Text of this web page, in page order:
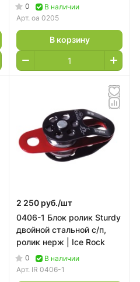
0
В наличии
Арт. оа 0205
В корзину
2 250 руб./шт
0406-1 Блок ролик Sturdy
двойной стальной с/п,
ролик нерж | Ice Rock
0
В наличии
Арт. IR 0406-1